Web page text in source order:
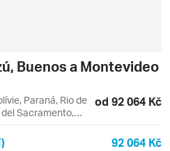
Buenos a Montevideo
Paraná, Rio de
Sacramento,
Leblon,
od 92 064 Kč
92 064 Kč